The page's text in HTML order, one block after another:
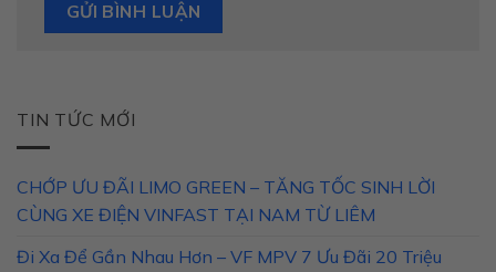
TIN TỨC MỚI
CHỚP ƯU ĐÃI LIMO GREEN – TĂNG TỐC SINH LỜI
CÙNG XE ĐIỆN VINFAST TẠI NAM TỪ LIÊM
Đi Xa Để Gần Nhau Hơn – VF MPV 7 Ưu Đãi 20 Triệu